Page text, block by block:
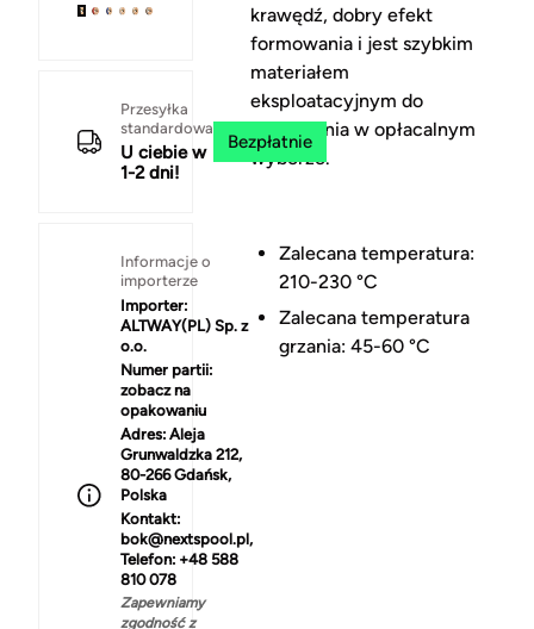
Przesyłka
standardowa
U ciebie w
1-2 dni!
Bezpłatnie
Informacje o
importerze
Importer:
ALTWAY(PL) Sp. z
o.o.
Numer partii:
zobacz na
opakowaniu
Adres: Aleja
Grunwaldzka 212,
80-266 Gdańsk,
Polska
Kontakt:
bok@nextspool.pl,
Telefon: +48 588
810 078
Zapewniamy
zgodność z
krawędź, dobry efekt
formowania i jest szybkim
materiałem
eksploatacyjnym do
drukowania w opłacalnym
wyborze.
Zalecana temperatura:
210-230 °C
Zalecana temperatura
grzania: 45-60 °C